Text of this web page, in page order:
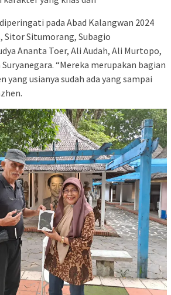
pada Abad Kalangwan 2024
Sitor Situmorang, Subagio
Ananta Toer, Ali Audah, Ali Murtopo,
“Mereka merupakan bagian
yang usianya sudah ada yang sampai